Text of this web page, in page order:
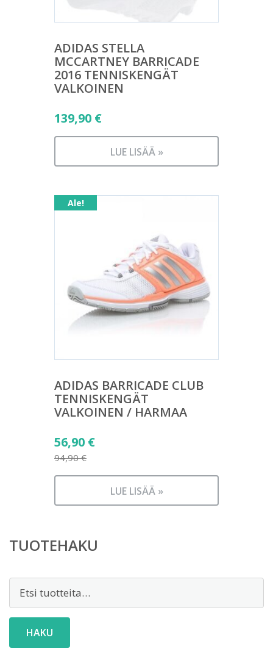
ADIDAS STELLA
MCCARTNEY BARRICADE
2016 TENNISKENGÄT
VALKOINEN
139,90 €
LUE LISÄÄ »
Ale!
ADIDAS BARRICADE CLUB
TENNISKENGÄT
VALKOINEN / HARMAA
94,90€
Alkuperäinen
hinta
oli:
56,90 €
Nykyinen
on:
LUE LISÄÄ »
TUOTEHAKU
Etsi:
HAKU